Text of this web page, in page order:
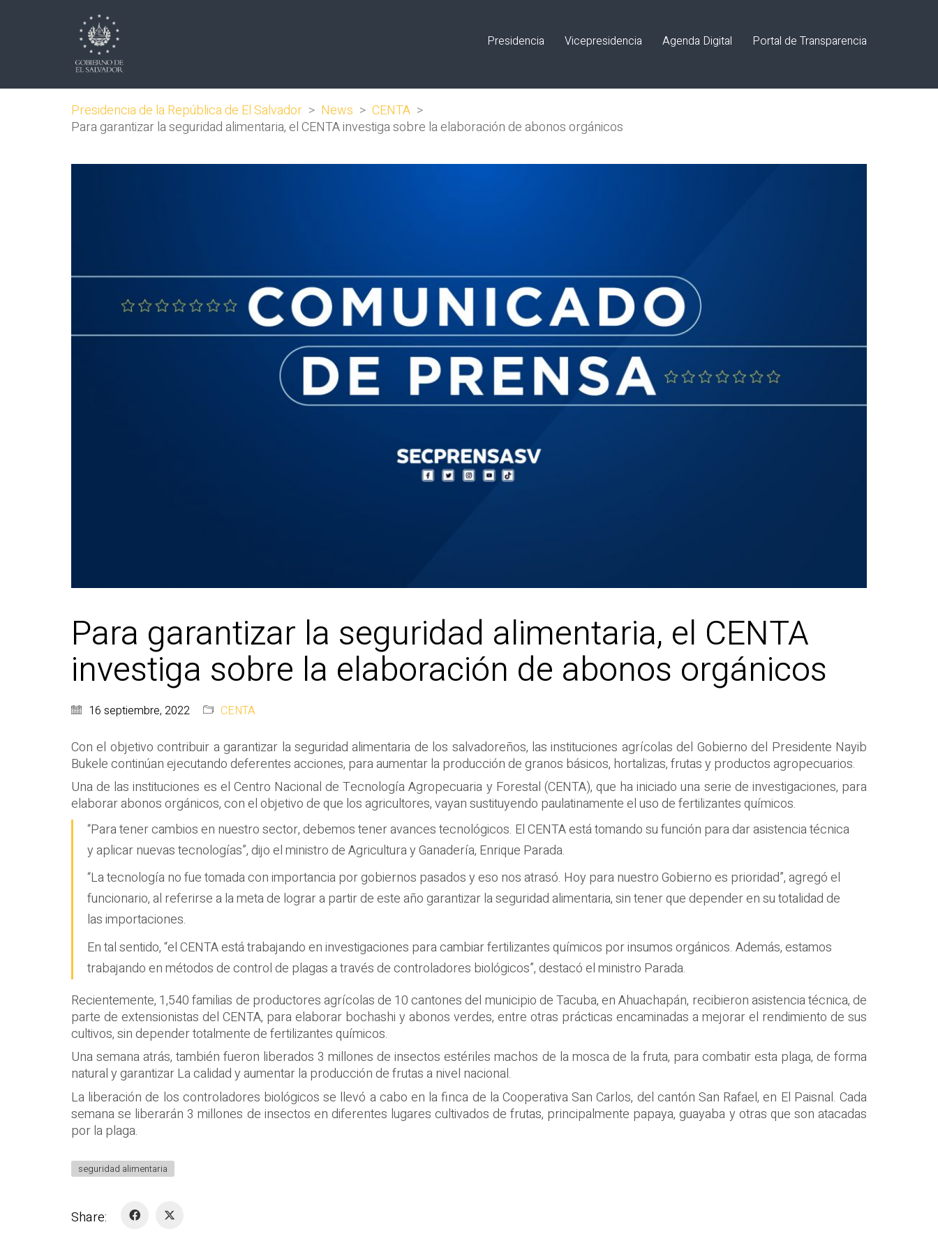
Presidencia Vicepresidencia Agenda Digital Portal de Transparencia
Presidencia de la República de El Salvador > News > CENTA >
Para garantizar la seguridad alimentaria, el CENTA investiga sobre la elaboración de abonos orgánicos
Para garantizar la seguridad alimentaria, el CENTA
investiga sobre la elaboración de abonos orgánicos
16 septiembre, 2022 CENTA
Con el objetivo contribuir a garantizar la seguridad alimentaria de los salvadoreños, las instituciones agrícolas del Gobierno del Presidente Nayib
Bukele continúan ejecutando deferentes acciones, para aumentar la producción de granos básicos, hortalizas, frutas y productos agropecuarios.
Una de las instituciones es el Centro Nacional de Tecnología Agropecuaria y Forestal (CENTA), que ha iniciado una serie de investigaciones, para
elaborar abonos orgánicos, con el objetivo de que los agricultores, vayan sustituyendo paulatinamente el uso de fertilizantes químicos.
“Para tener cambios en nuestro sector, debemos tener avances tecnológicos. El CENTA está tomando su función para dar asistencia técnica
y aplicar nuevas tecnologías”, dijo el ministro de Agricultura y Ganadería, Enrique Parada.
“La tecnología no fue tomada con importancia por gobiernos pasados y eso nos atrasó. Hoy para nuestro Gobierno es prioridad”, agregó el
funcionario, al referirse a la meta de lograr a partir de este año garantizar la seguridad alimentaria, sin tener que depender en su totalidad de
las importaciones.
En tal sentido, “el CENTA está trabajando en investigaciones para cambiar fertilizantes químicos por insumos orgánicos. Además, estamos
trabajando en métodos de control de plagas a través de controladores biológicos”, destacó el ministro Parada.
Recientemente, 1,540 familias de productores agrícolas de 10 cantones del municipio de Tacuba, en Ahuachapán, recibieron asistencia técnica, de
parte de extensionistas del CENTA, para elaborar bochashi y abonos verdes, entre otras prácticas encaminadas a mejorar el rendimiento de sus
cultivos, sin depender totalmente de fertilizantes químicos.
Una semana atrás, también fueron liberados 3 millones de insectos estériles machos de la mosca de la fruta, para combatir esta plaga, de forma
natural y garantizar La calidad y aumentar la producción de frutas a nivel nacional.
La liberación de los controladores biológicos se llevó a cabo en la finca de la Cooperativa San Carlos, del cantón San Rafael, en El Paisnal. Cada
semana se liberarán 3 millones de insectos en diferentes lugares cultivados de frutas, principalmente papaya, guayaba y otras que son atacadas
por la plaga.
seguridad alimentaria
Share: